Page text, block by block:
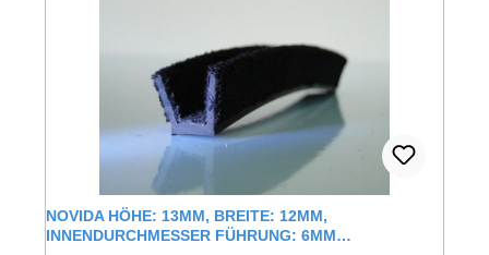
NOVIDA HÖHE: 13MM, BREITE: 12MM,
INNENDURCHMESSER FÜHRUNG: 6MM